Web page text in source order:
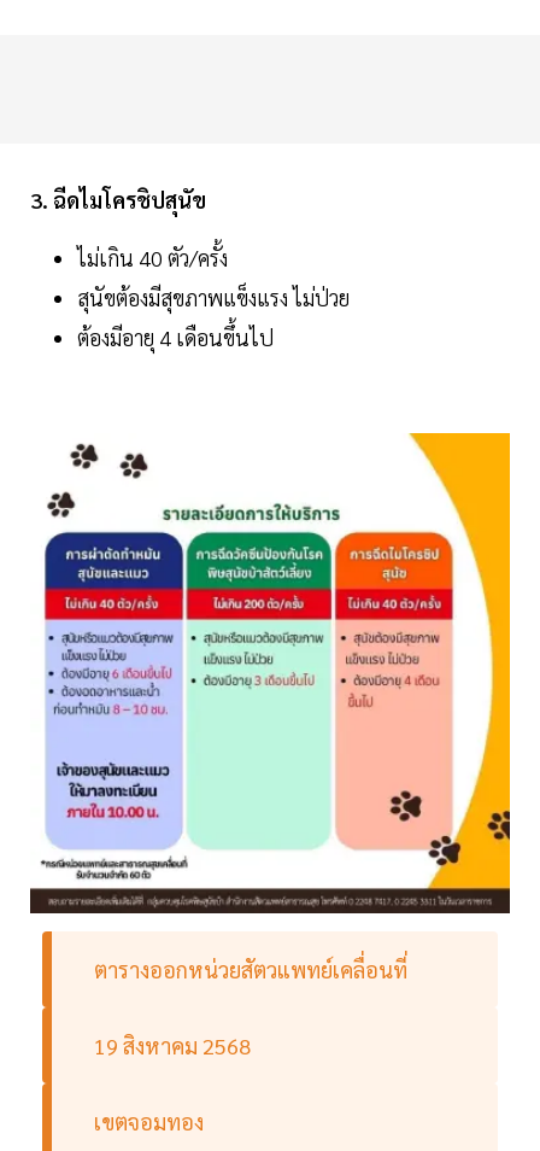
3. ฉีดไมโครชิปสุนัข
ไม่เกิน 40 ตัว/ครั้ง
สุนัขต้องมีสุขภาพแข็งแรง ไม่ป่วย
ต้องมีอายุ 4 เดือนขึ้นไป
ตารางออกหน่วยสัตวแพทย์เคลื่อนที่
19 สิงหาคม 2568
เขตจอมทอง